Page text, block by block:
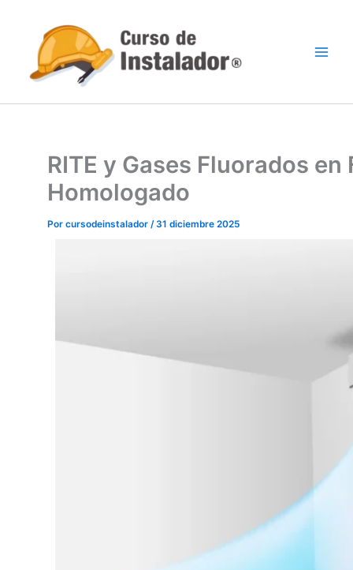
contenido
RITE y Gases Fluorados en
Homologado
Por cursodeinstalador /31 diciembre 2025